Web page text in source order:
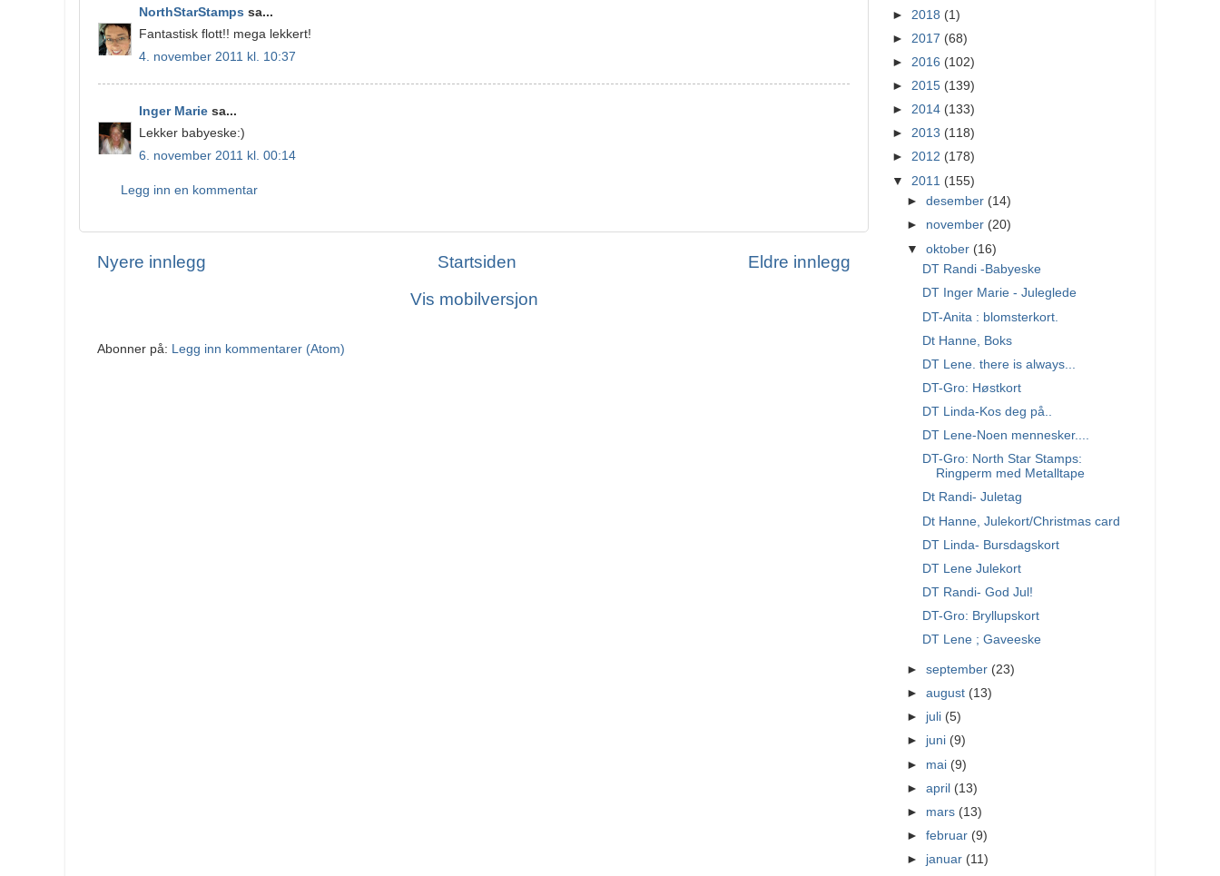
NorthStarStamps sa...
Fantastisk flott!! mega lekkert!
4. november 2011 kl. 10:37
Inger Marie sa...
Lekker babyeske:)
6. november 2011 kl. 00:14
Legg inn en kommentar
Nyere innlegg Eldre innlegg
Startsiden
Vis mobilversjon
Abonner på: Legg inn kommentarer (Atom)
► 2018 (1)
► 2017 (68)
► 2016 (102)
► 2015 (139)
► 2014 (133)
► 2013 (118)
► 2012 (178)
▼
2011 (155)
►desember (14)
► november (20)
▼
oktober (16)
DT Randi -Babyeske
DT Inger Marie - Juleglede
DT-Anita : blomsterkort.
Dt Hanne, Boks
DT Lene. there is always...
DT-Gro: Høstkort
DT Linda-Kos deg på..
DT Lene-Noen mennesker....
DT-Gro: North Star Stamps:
Ringperm med Metalltape
Dt Randi- Juletag
Dt Hanne, Julekort/Christmas card
DT Linda- Bursdagskort
DT Lene Julekort
DT Randi- God Jul!
DT-Gro: Bryllupskort
DT Lene ; Gaveeske
►september (23)
►august (13)
► juli (5)
► juni (9)
► mai (9)
►april (13)
► mars (13)
►februar (9)
► januar (11)